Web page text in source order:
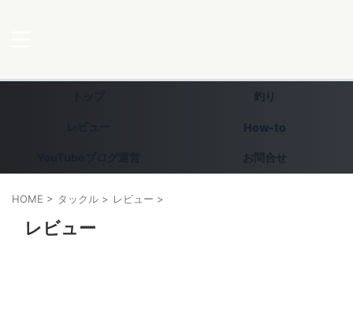
釣り
How-to
お問合せ
HOME > タックル > レビュー >
レビュー